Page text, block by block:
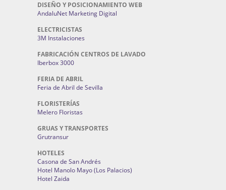
DISEÑO Y POSICIONAMIENTO WEB
AndaluNet Marketing Digital
ELECTRICISTAS
3M Instalaciones
FABRICACIÓN CENTROS DE LAVADO
Iberbox 3000
FERIA DE ABRIL
Feria de Abril de Sevilla
FLORISTERÍAS
Melero Floristas
GRUAS Y TRANSPORTES
Grutransur
HOTELES
Casona de San Andrés
Hotel Manolo Mayo (Los Palacios)
Hotel Zaida